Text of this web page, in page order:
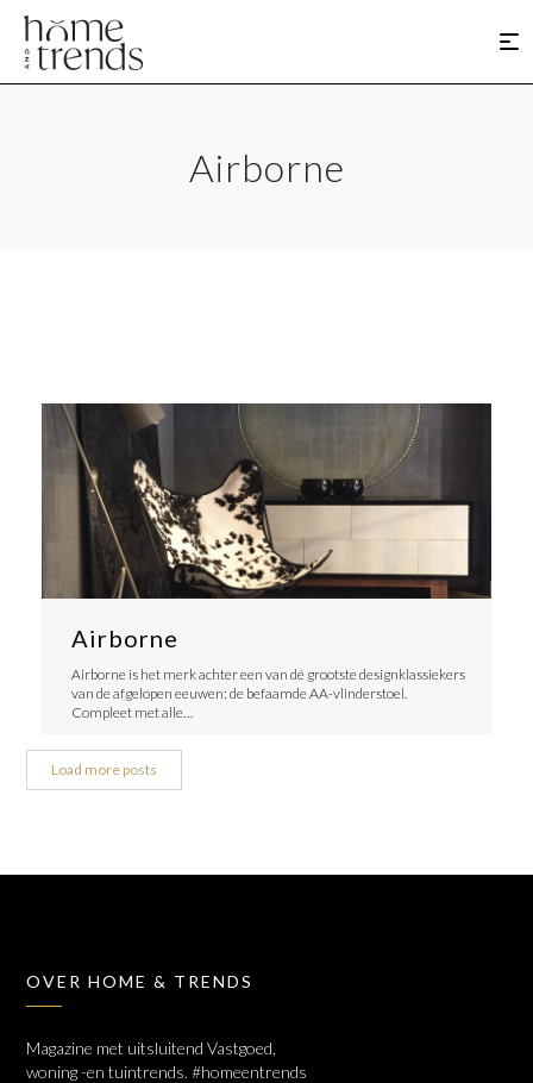
Airborne
Airborne
Airborne is het merk achter een van dé grootste designklassiekers
van de afgelopen eeuwen: de befaamde AA-vlinderstoel.
Compleet met alle…
Load more posts
OVER HOME & TRENDS
Magazine met uitsluitend Vastgoed,
woning -en tuintrends. #homeentrends